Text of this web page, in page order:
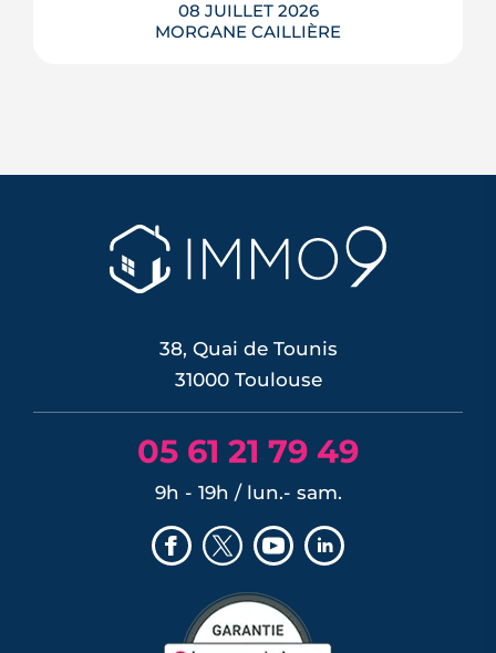
08 JUILLET 2026
MORGANE CAILLIÈRE
choc énergétique. L'effet sur les crédits
immobiliers reste limité à court terme,
les banques ayant anticipé la décision,
mais une ...
38, Quai de Tounis
31000 Toulouse
05 61 21 79 49
9h - 19h / lun.- sam.